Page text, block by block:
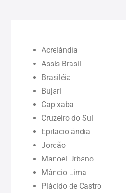
Paraíba (PB)
Piauí (PI)
Acrelândia
Assis Brasil
Brasiléia
Bujari
Capixaba
Cruzeiro do Sul
Epitaciolândia
Jordão
Manoel Urbano
Mâncio Lima
Plácido de Castro